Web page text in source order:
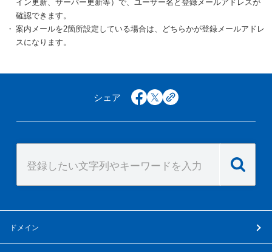
イン更新、サーバー更新等）で、ユーザー名と登録メールアドレスが
確認できます。
案内メールを2箇所設定している場合は、どちらかが登録メールアドレ
スになります。
シェア facebook
x copy
ドメイン